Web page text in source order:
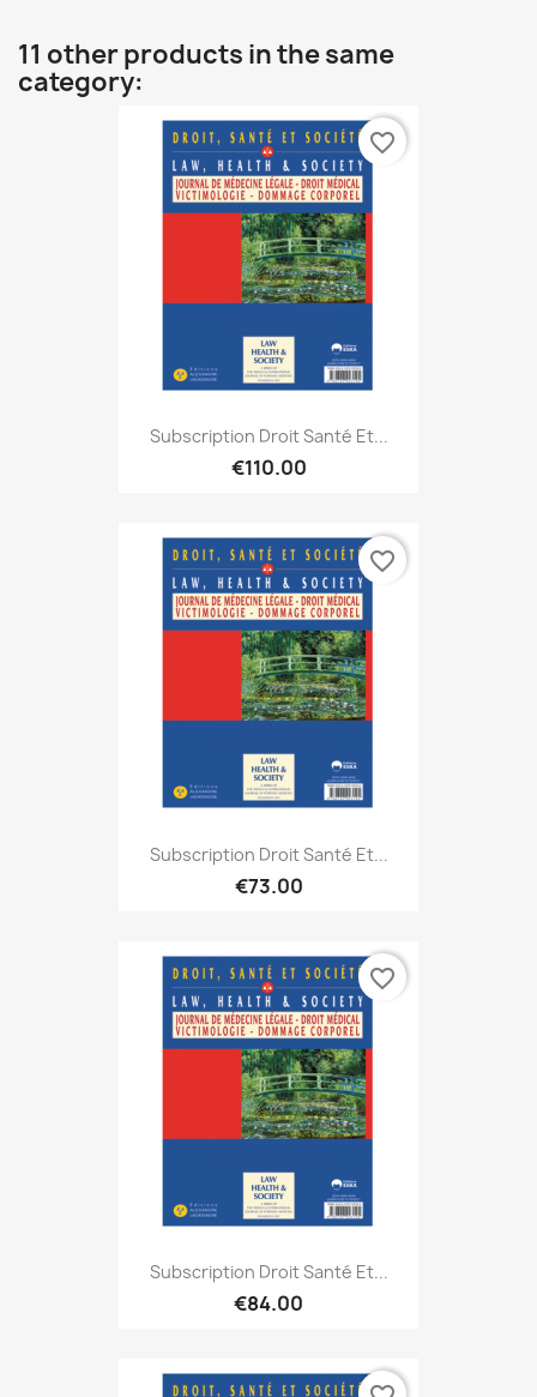
11 other products in the same
category:
Subscription Droit Santé Et...
€110.00
favorite_border
Subscription Droit Santé Et...
€73.00
favorite_border
Subscription Droit Santé Et...
€84.00
favorite_border